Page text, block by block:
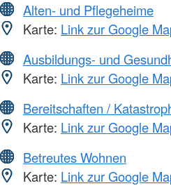
Alten- und Pflegeheime
Karte: Link zur Google
Ausbildungs- und
Karte: Link zur Google
Bereitschaften /
Karte: Link zur Google
Betreutes Wohnen
Karte: Link zur Google